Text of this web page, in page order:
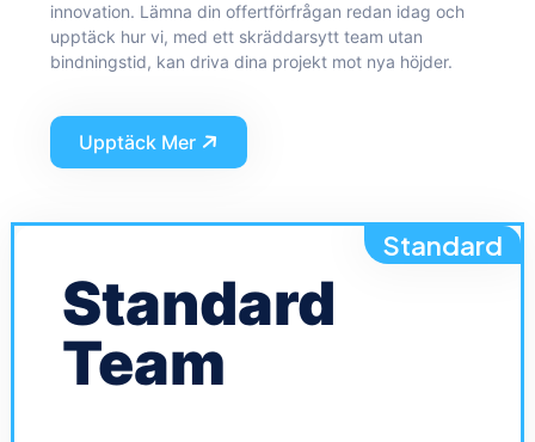
innovation. Lämna din offertförfrågan redan idag och
upptäck hur vi, med ett skräddarsytt team utan
bindningstid, kan driva dina projekt mot nya höjder.
Upptäck Mer
Standard
Standard
Team